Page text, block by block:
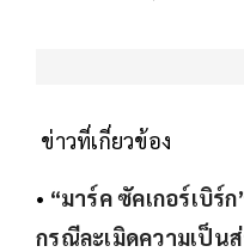
ข่าวที่เกี่ยวข้อง
• “มาร์ค ซัคเกอร์เบิร์
กรณีละเมิดความเป็น